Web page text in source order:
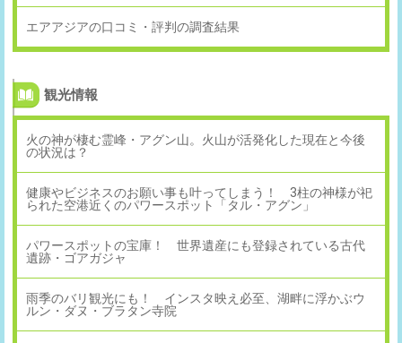
エアアジアの口コミ・評判の調査結果
観光情報
火の神が棲む霊峰・アグン山。火山が活発化した現在と今後
の状況は？
健康やビジネスのお願い事も叶ってしまう！ 3柱の神様が祀
られた空港近くのパワースポット「タル・アグン」
パワースポットの宝庫！ 世界遺産にも登録されている古代
遺跡・ゴアガジャ
雨季のバリ観光にも！ インスタ映え必至、湖畔に浮かぶウ
ルン・ダヌ・ブラタン寺院